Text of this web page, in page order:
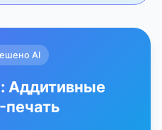
AI
Аддитивные
печать